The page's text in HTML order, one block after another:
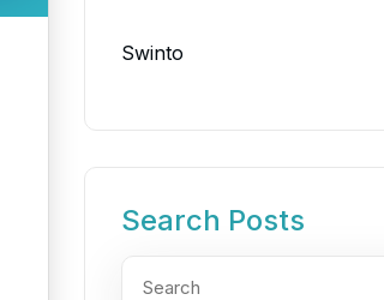
Swinto
Search Posts